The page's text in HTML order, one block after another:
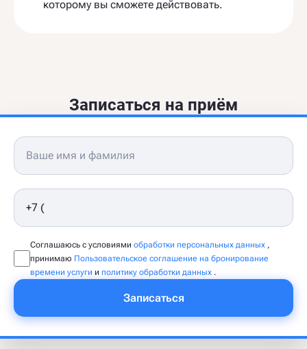
которому вы сможете действовать.
Записаться на приём
Соглашаюсь с условиями обработки персональных данных ,
принимаю Пользовательское соглашение на бронирование
времени услуги и политику обработки данных .
Записаться